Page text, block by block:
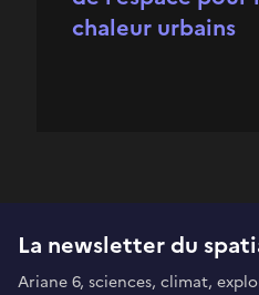
chaleur urbains
La newsletter du
Ariane 6, sciences, climat,